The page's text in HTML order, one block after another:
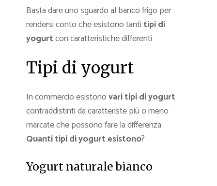
Basta dare uno sguardo al banco frigo per
rendersi conto che esistono tanti tipi di
yogurtcon caratteristiche differenti
Tipi di yogurt
In commercio esistonovaritipi di yogurt
contraddistinti da caratteriste più o meno
marcate che possono fare la differenza.
Quanti tipi di yogurt esistono?
Yogurt naturale bianco